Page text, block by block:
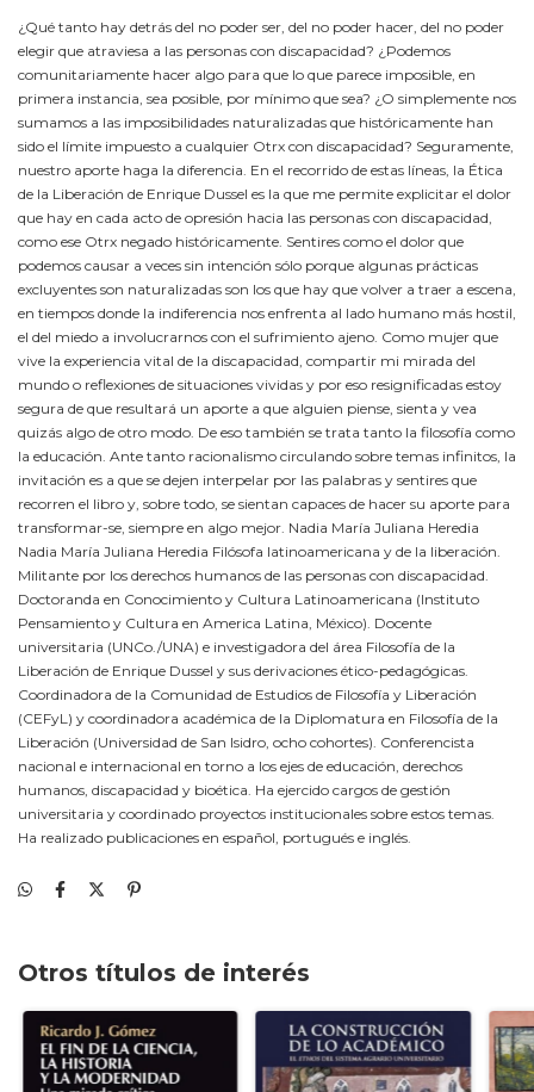
¿Qué tanto hay detrás del no poder ser, del no poder hacer, del no poder
elegir que atraviesa a las personas con discapacidad? ¿Podemos
comunitariamente hacer algo para que lo que parece imposible, en
primera instancia, sea posible, por mínimo que sea? ¿O simplemente nos
sumamos a las imposibilidades naturalizadas que históricamente han
sido el límite impuesto a cualquier Otrx con discapacidad? Seguramente,
nuestro aporte haga la diferencia. En el recorrido de estas líneas, la Ética
de la Liberación de Enrique Dussel es la que me permite explicitar el dolor
que hay en cada acto de opresión hacia las personas con discapacidad,
como ese Otrx negado históricamente. Sentires como el dolor que
podemos causar a veces sin intención sólo porque algunas prácticas
excluyentes son naturalizadas son los que hay que volver a traer a escena,
en tiempos donde la indiferencia nos enfrenta al lado humano más hostil,
el del miedo a involucrarnos con el sufrimiento ajeno. Como mujer que
vive la experiencia vital de la discapacidad, compartir mi mirada del
mundo o reflexiones de situaciones vividas y por eso resignificadas estoy
segura de que resultará un aporte a que alguien piense, sienta y vea
quizás algo de otro modo. De eso también se trata tanto la filosofía como
la educación. Ante tanto racionalismo circulando sobre temas infinitos, la
invitación es a que se dejen interpelar por las palabras y sentires que
recorren el libro y, sobre todo, se sientan capaces de hacer su aporte para
transformar-se, siempre en algo mejor. Nadia María Juliana Heredia
Nadia María Juliana Heredia Filósofa latinoamericana y de la liberación.
Militante por los derechos humanos de las personas con discapacidad.
Doctoranda en Conocimiento y Cultura Latinoamericana (Instituto
Pensamiento y Cultura en America Latina, México). Docente
universitaria (UNCo./UNA) e investigadora del área Filosofía de la
Liberación de Enrique Dussel y sus derivaciones ético-pedagógicas.
Coordinadora de la Comunidad de Estudios de Filosofía y Liberación
(CEFyL) y coordinadora académica de la Diplomatura en Filosofía de la
Liberación (Universidad de San Isidro, ocho cohortes). Conferencista
nacional e internacional en torno a los ejes de educación, derechos
humanos, discapacidad y bioética. Ha ejercido cargos de gestión
universitaria y coordinado proyectos institucionales sobre estos temas.
Ha realizado publicaciones en español, portugués e inglés.
Otros títulos de interés